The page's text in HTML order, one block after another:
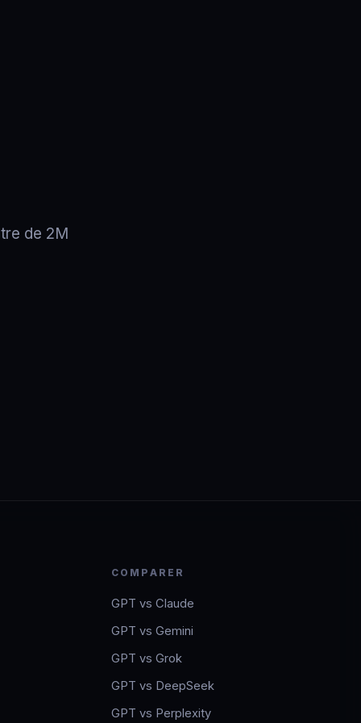
de 2M
COMPARER
GPT vs Claude
GPT vs Gemini
GPT vs Grok
GPT vs DeepSeek
GPT vs Perplexity